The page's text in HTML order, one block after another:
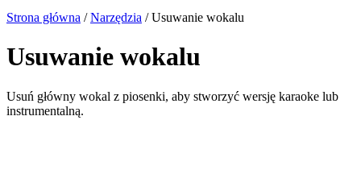
Strona główna / Narzędzia / Usuwanie wokalu
Usuwanie wokalu
Usuń główny wokal z piosenki, aby stworzyć wersję karaoke lub
instrumentalną.